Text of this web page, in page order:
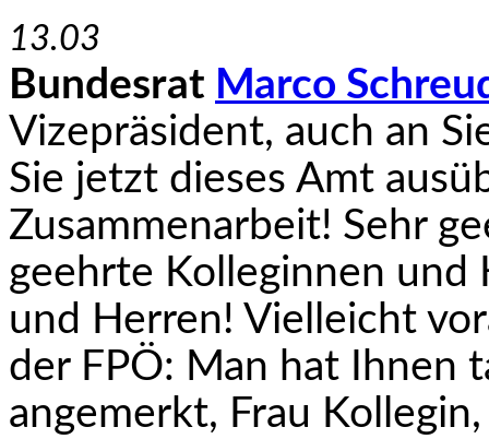
13.03
Bundesrat Marco
Vizepräsident, auch an
Sie jetzt dieses Amt
Zusammenarbeit! Sehr
geehrte Kolleginnen und
und Herren! Vielleicht
der FPÖ: Man hat Ihnen
angemerkt, Frau